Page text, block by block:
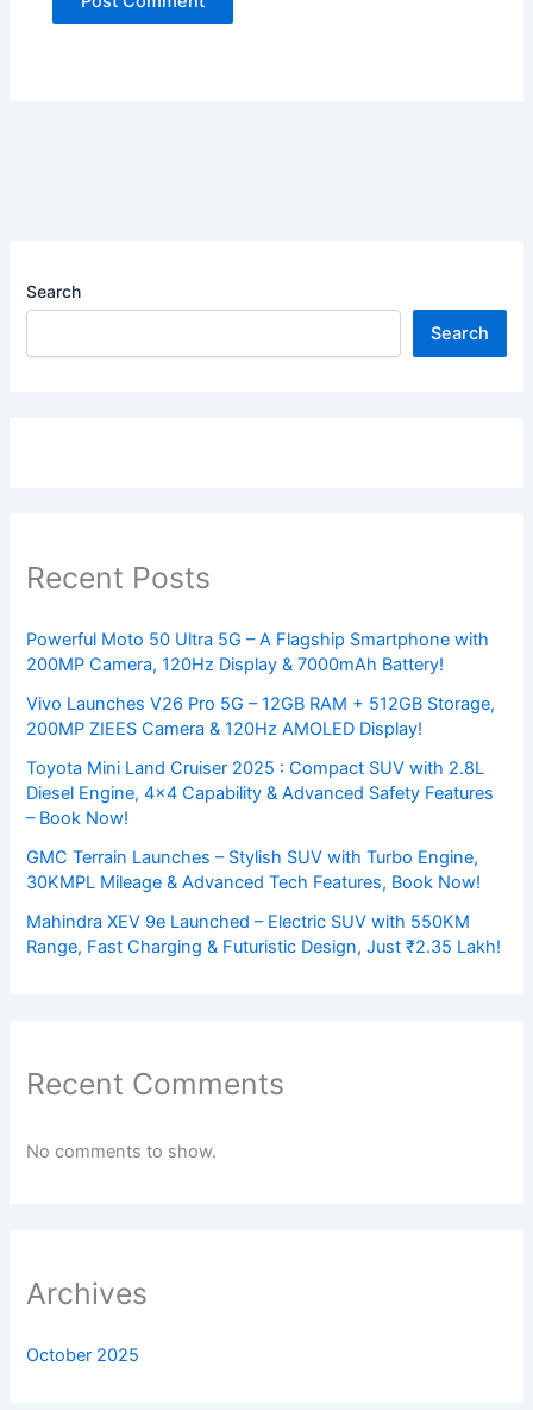
Search
Search
Recent Posts
Powerful Moto 50 Ultra 5G – A Flagship Smartphone with
200MP Camera, 120Hz Display & 7000mAh Battery!
Vivo Launches V26 Pro 5G – 12GB RAM + 512GB Storage,
200MP ZIEES Camera & 120Hz AMOLED Display!
Toyota Mini Land Cruiser 2025 : Compact SUV with 2.8L
Diesel Engine, 4×4 Capability & Advanced Safety Features
– Book Now!
GMC Terrain Launches – Stylish SUV with Turbo Engine,
30KMPL Mileage & Advanced Tech Features, Book Now!
Mahindra XEV 9e Launched – Electric SUV with 550KM
Range, Fast Charging & Futuristic Design, Just ₹2.35 Lakh!
Recent Comments
No comments to show.
Archives
October 2025